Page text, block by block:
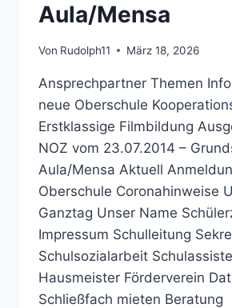
Aula/Mensa
Von Rudolph11 März 18, 2026
Ansprechpartner Themen
neue Oberschule
Erstklassige Filmbildung
NOZ vom 23.07.2014 –
Aula/Mensa Aktuell
Oberschule Coronahinweise
Ganztag Unser Name
Impressum Schulleitung
Schulsozialarbeit
Hausmeister Förderverein
Schließfach mieten Beratung